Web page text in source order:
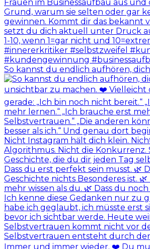
So kannst du endlich aufhören,